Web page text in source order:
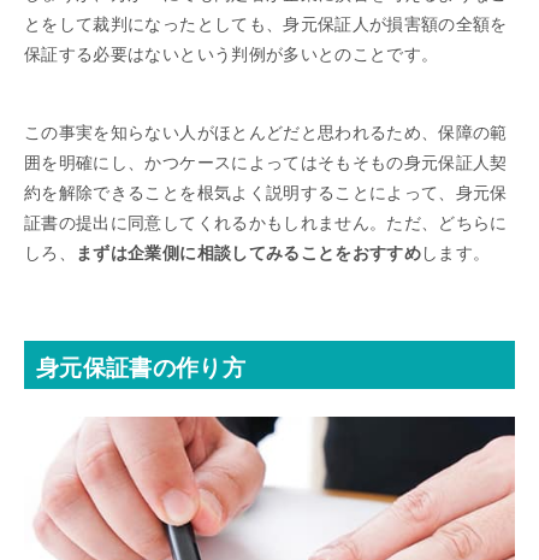
とをして裁判になったとしても、身元保証人が損害額の全額を
保証する必要はないという判例が多いとのことです。
この事実を知らない人がほとんどだと思われるため、保障の範
囲を明確にし、かつケースによってはそもそもの身元保証人契
約を解除できることを根気よく説明することによって、身元保
証書の提出に同意してくれるかもしれません。ただ、どちらに
しろ、
まずは企業側に相談してみることをおすすめします。
身元保証書の作り方